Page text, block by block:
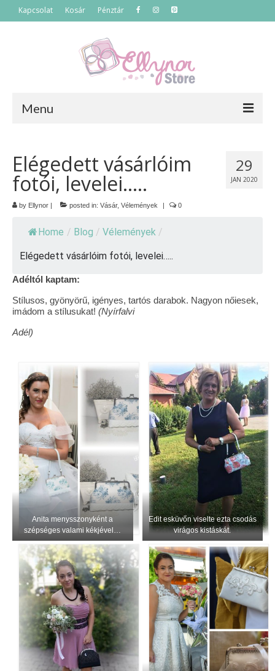
Kapcsolat Kosár Pénztár
Menu
Termékek
Szettek
Szemüvegtokok
Bankkártya tartók
Tolltartók
Mobiltelefon tartók
Tote bag
Piactér
Kosár
Galéria
Hasznos információk
Vásárok, ahol velem is találkozhattál…
Alapanyagok, kellékek
A termékek tisztítása
Ellynor története
29
JAN 2020
Elégedett vásárlóim
fotói, levelei…..
by Ellynor | posted in: Vásár, Vélemények | 0
Home / Blog / Vélemények /
Elégedett vásárlóim fotói, levelei…..
Adéltól kaptam:
Stílusos, gyönyörű, igényes, tartós darabok. Nagyon nőiesek,
imádom a stílusukat! (Nyírfalvi
Adél)
Anita menysszonyként a
szépséges valami kékjével…
Edit esküvőn viselte ezta csodás
virágos kistáskát.